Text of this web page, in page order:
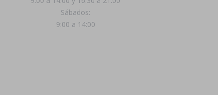
Sábados:
9:00 a 14:00